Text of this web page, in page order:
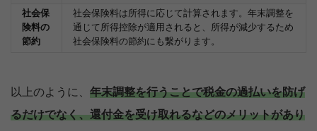
社会保
険料の
節約
社会保険料は所得に応じて計算されます。年末調整を
通じて所得控除が適用されると、所得が減少するため
社会保険料の節約にも繋がります。
以上のように、 年末調整を行うことで税金の過払いを防げ
るだけでなく、還付金を受け取れるなどのメリットがあり